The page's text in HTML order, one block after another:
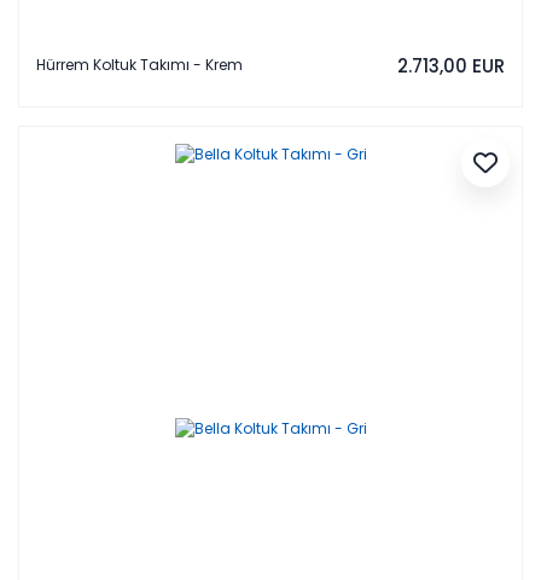
Hürrem Koltuk Takımı - Krem 2.713,00 EUR